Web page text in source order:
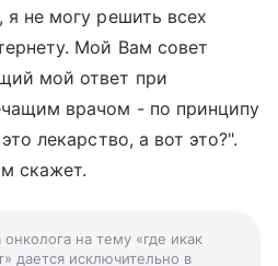
не могу решить всех
Мой Вам совет
мой ответ при
врачом - по принципу
лекарство, а вот это?".
скажет.
онколога на тему «где икак
дается исключительно в